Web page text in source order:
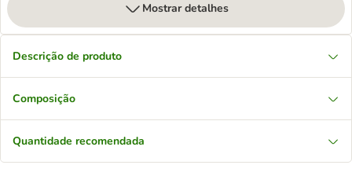
Mostrar detalhes
Descrição de produto
Composição
Quantidade recomendada